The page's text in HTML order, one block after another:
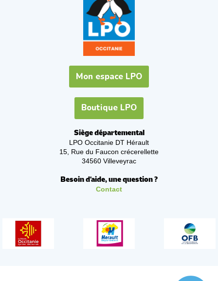
Mon espace LPO
Boutique LPO
Siège départemental
LPO Occitanie DT Hérault
15, Rue du Faucon crécerellette
34560 Villeveyrac
Besoin d'aide, une question ?
Contact